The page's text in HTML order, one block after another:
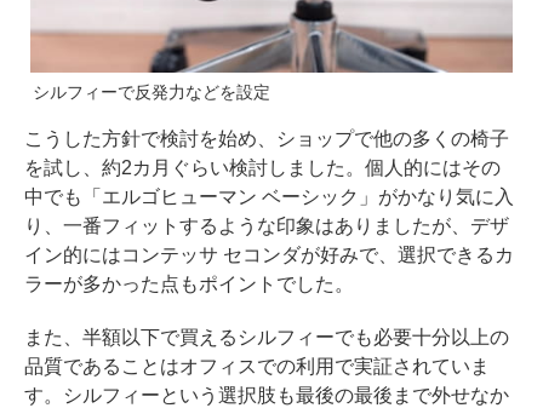
シルフィーで反発力などを設定
こうした方針で検討を始め、ショップで他の多くの椅子
を試し、約2カ月ぐらい検討しました。個人的にはその
中でも「エルゴヒューマン ベーシック」がかなり気に入
り、一番フィットするような印象はありましたが、デザ
イン的にはコンテッサ セコンダが好みで、選択できるカ
ラーが多かった点もポイントでした。
また、半額以下で買えるシルフィーでも必要十分以上の
品質であることはオフィスでの利用で実証されていま
す。シルフィーという選択肢も最後の最後まで外せなか